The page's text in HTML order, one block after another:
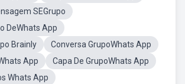
SEGrupo
DeWhats App
Brainly
Conversa GrupoWhats App
App
Capa De GrupoWhats App
Whats App